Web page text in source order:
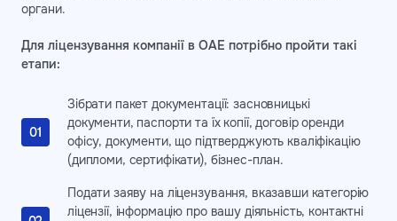
органи.
Для ліцензування компанії в ОАЕ потрібно пройти такі
етапи:
Зібрати пакет документації: засновницькі
документи, паспорти та їх копії, договір оренди
офісу, документи, що підтверджують кваліфікацію
(дипломи, сертифікати), бізнес-план.
Подати заяву на ліцензування, вказавши категорію
ліцензії, інформацію про вашу діяльність, контактні